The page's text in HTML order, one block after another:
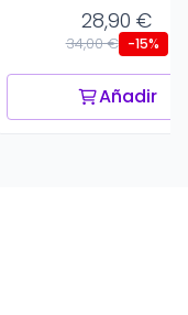
28,90 €
34,00 € -15%
Añadir